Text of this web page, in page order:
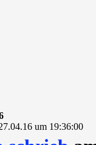
um 19:36:00